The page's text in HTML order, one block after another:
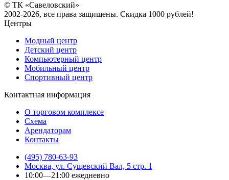
© ТК «Савеловский»
2002-2026, все права защищены. Скидка 1000 рублей!
Центры
Модный центр
Детский центр
Компьютерный центр
Мобильный центр
Спортивный центр
Контактная информация
О торговом комплексе
Схема
Арендаторам
Контакты
(495) 780-63-93
Москва, ул. Сущевский Вал, 5 стр. 1
10:00—21:00 ежедневно